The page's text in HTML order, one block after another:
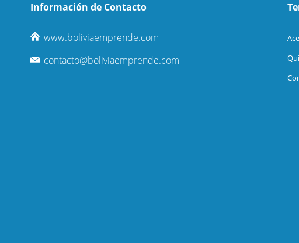
Información de Contacto
www.boliviaemprende.com
contacto@boliviaemprende.com